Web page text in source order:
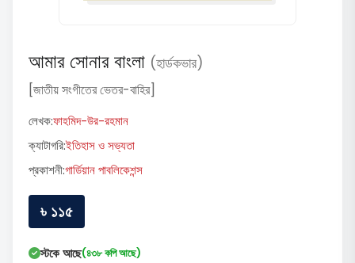
আমার সোনার বাংলা (হার্ডকভার)
[জাতীয় সংগীতের ভেতর-বাহির]
লেখক:ফাহমিদ-উর-রহমান
ক্যাটাগরি:ইতিহাস ও সভ্যতা
প্রকাশনী:গার্ডিয়ান পাবলিকেশন্স
৳ ১১৫
স্টকে আছে(৪৩৮ কপি আছে)